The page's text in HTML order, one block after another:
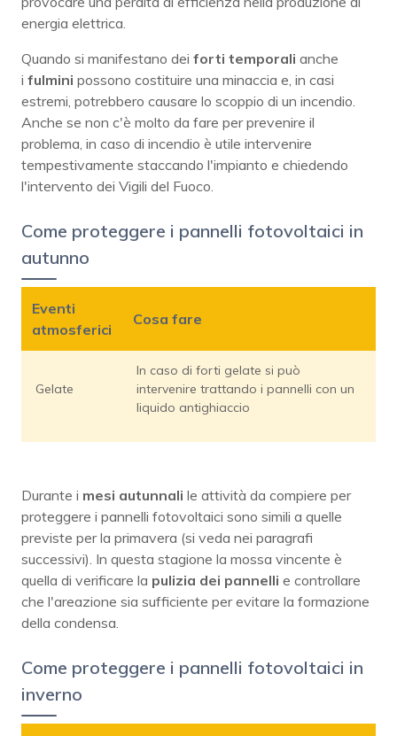
energia elettrica.
Quando si manifestano dei forti temporali anche
i fulmini possono costituire una minaccia e, in casi
estremi, potrebbero causare lo scoppio di un incendio.
Anche se non c'è molto da fare per prevenire il
problema, in caso di incendio è utile intervenire
tempestivamente staccando l'impianto e chiedendo
l'intervento dei Vigili del Fuoco.
Come proteggere i pannelli fotovoltaici in
autunno
Eventi
atmosferici
Cosa fare
Gelate
In caso di forti gelate si può
intervenire trattando i pannelli con un
liquido antighiaccio
Durante i mesi autunnali le attività da compiere per
proteggere i pannelli fotovoltaici sono simili a quelle
previste per la primavera (si veda nei paragrafi
successivi). In questa stagione la mossa vincente è
quella di verificare la pulizia dei pannelli e controllare
che l'areazione sia sufficiente per evitare la formazione
della condensa.
Come proteggere i pannelli fotovoltaici in
inverno